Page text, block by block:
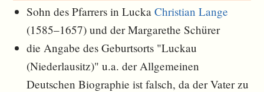
Sohn des Pfarrers in LuckaChristian Lange
(1585–1657) und der Margarethe Schürer
die Angabe des Geburtsorts "Luckau
(Niederlausitz)" u.a. der Allgemeinen
Deutschen Biographie ist falsch, da der Vater zu